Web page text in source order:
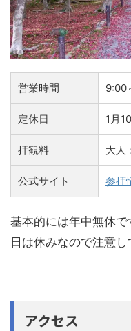
営業時間 9:00
定休日 1月
拝観料 大人
公式サイト 参拝
基本的には年中無休
日は休みなので注意し
アクセス